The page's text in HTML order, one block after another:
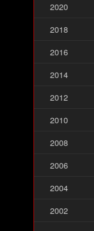
2020
2018
2016
2014
2012
2010
2008
2006
2004
2002